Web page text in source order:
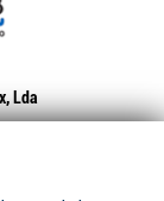
Lda